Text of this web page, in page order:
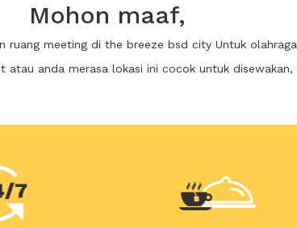
Mohon maaf,
ruang meeting di the breeze bsd city Untuk olahraga
atau anda merasa lokasi ini cocok untuk